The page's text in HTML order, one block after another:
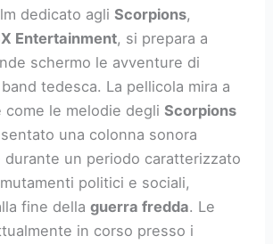
dedicato agliScorpions,
Entertainment, si prepara a
schermo le avventure di
tedesca. La pellicola mira a
come le melodie degliScorpions
una colonna sonora
durante un periodo caratterizzato
politici e sociali,
fine dellaguerra fredda. Le
in corso presso i